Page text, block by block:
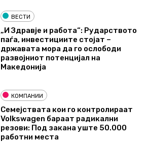
ВЕСТИ
„И Здравје и работа“: Рударството
паѓа, инвестициите стојат –
државата мора да го ослободи
развојниот потенцијал на
Македонија
КОМПАНИИ
Семејствата кои го контролираат
Volkswagen бараат радикални
резови: Под закана уште 50.000
работни места